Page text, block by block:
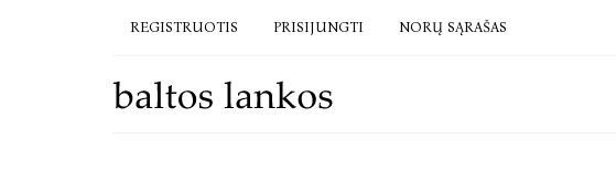
REGISTRUOTIS PRISIJUNGTI NORŲ SĄRAŠAS